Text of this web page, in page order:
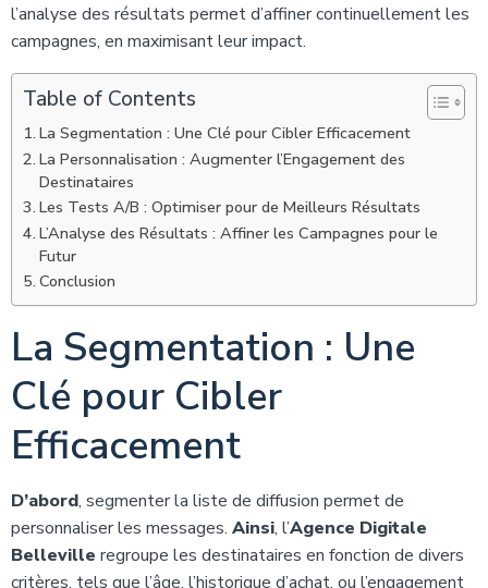
l’analyse des résultats permet d’affiner continuellement les
campagnes, en maximisant leur impact.
Table of Contents
La Segmentation : Une Clé pour Cibler Efficacement
La Personnalisation : Augmenter l’Engagement des
Destinataires
Les Tests A/B : Optimiser pour de Meilleurs Résultats
L’Analyse des Résultats : Affiner les Campagnes pour le
Futur
Conclusion
La Segmentation : Une
Clé pour Cibler
Efficacement
D’abord, segmenter la liste de diffusion permet de
personnaliser les messages. Ainsi, l’Agence Digitale
Belleville regroupe les destinataires en fonction de divers
critères, tels que l’âge, l’historique d’achat, ou l’engagement